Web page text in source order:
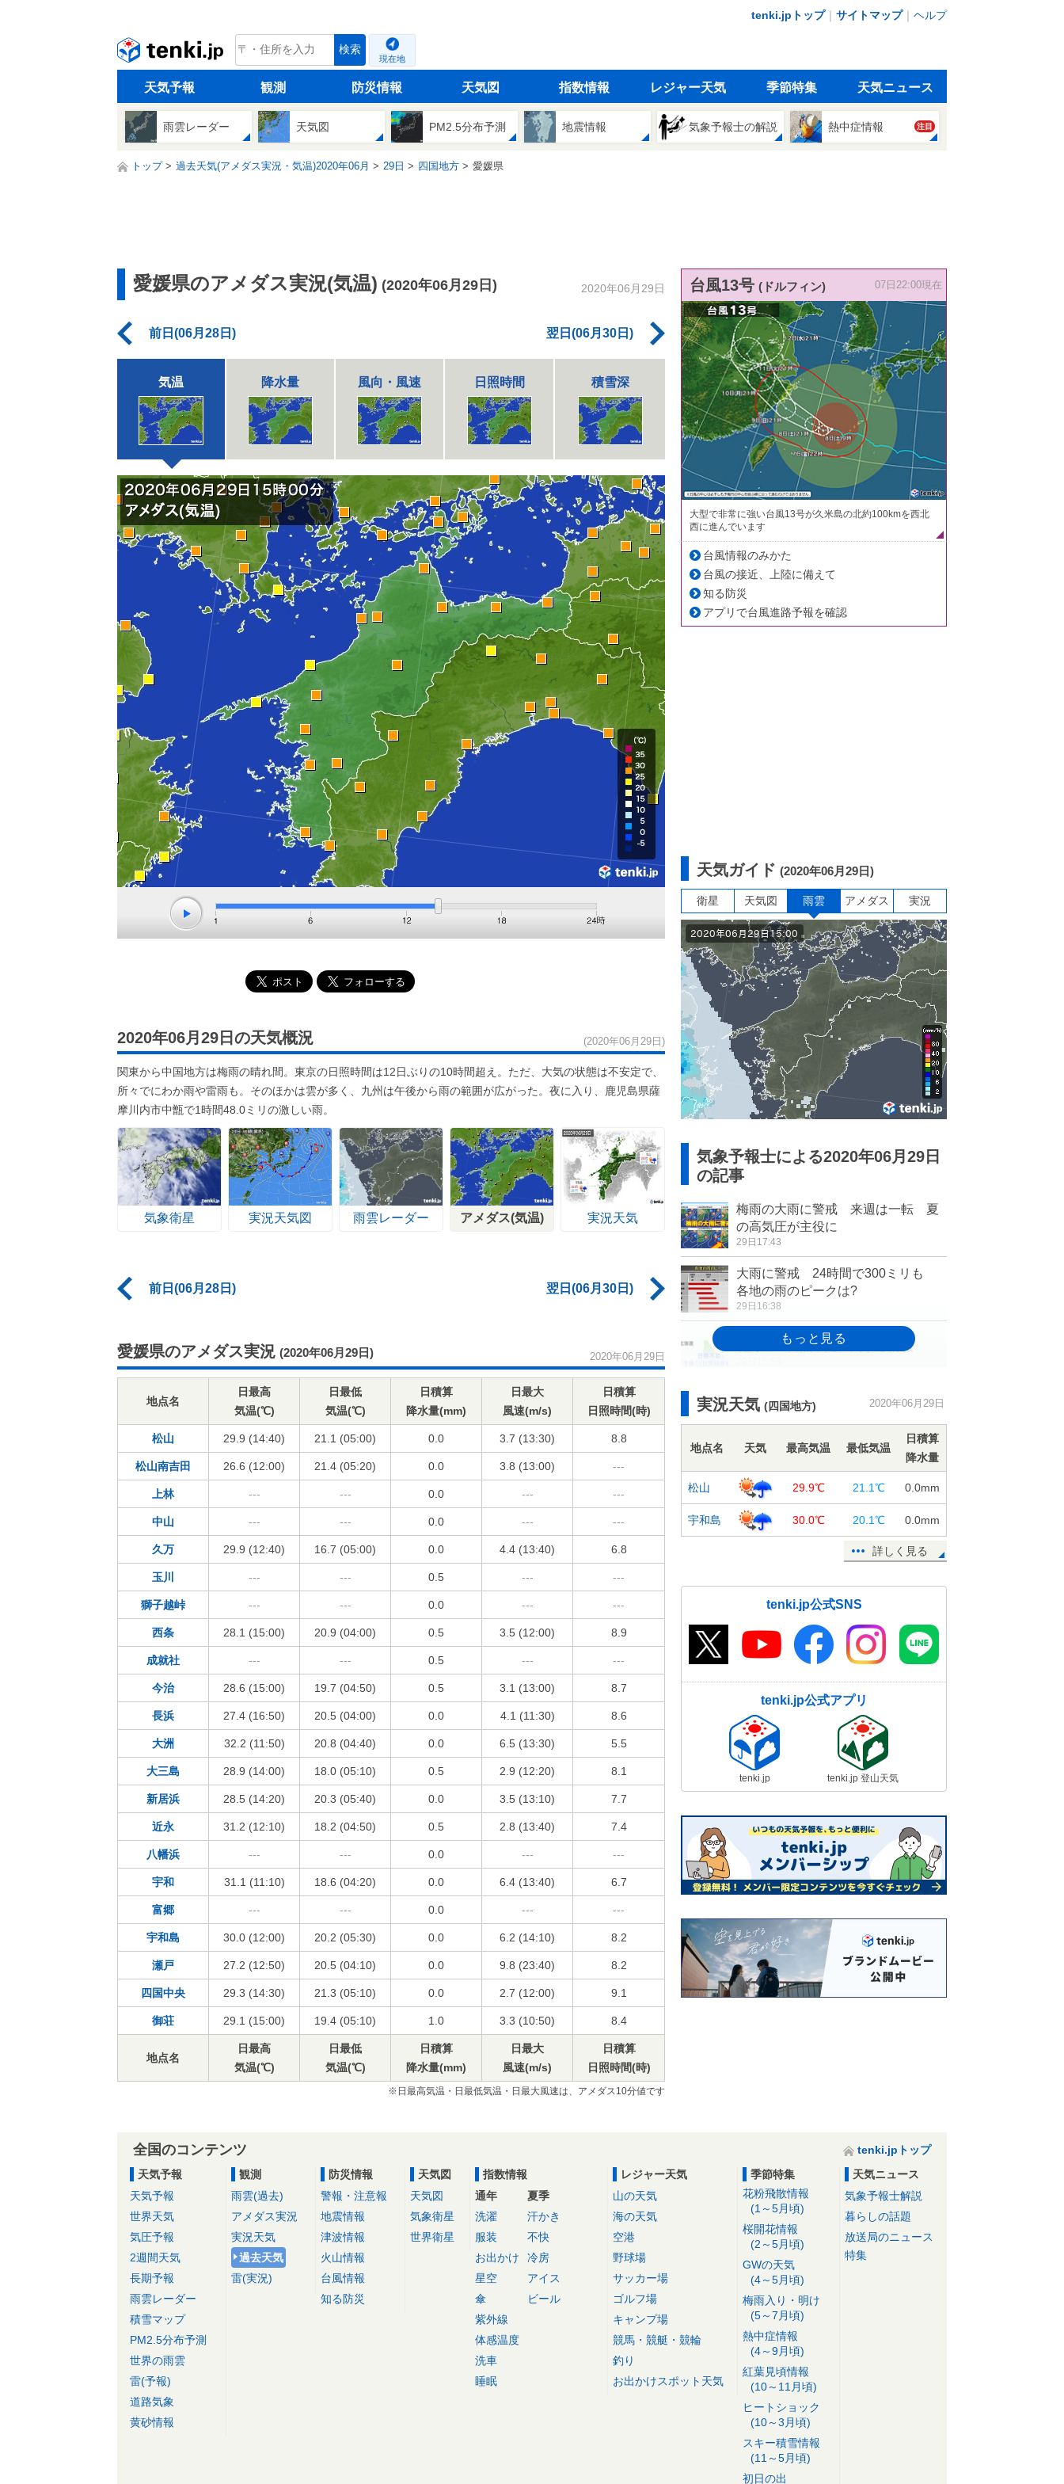
tenki.jpトップ｜ サイトマップ｜ ヘルプ
tenki.jp 検索
現在地
天気予報 観測 防災情報 天気図 指数情報 レジャー天気 季節特集 天気ニュース
雨雲レーダー 天気図 PM2.5分布予測 地震情報 気象予報士の解説 熱中症情報 注目
トップ 過去天気(アメダス実況・気温)2020年06月 29日 四国地方 愛媛県
愛媛県のアメダス実況(気温) (2020年06月29日) 2020年06月29日
前日(06月28日) 翌日(06月30日)
気温 降水量 風向・風速 日照時間 積雪深
2020年06月29日の天気概況 (2020年06月29日)
関東から中国地方は梅雨の晴れ間。東京の日照時間は12日ぶりの10時間超え。ただ、大気の状態は不安定で、
所々でにわか雨や雷雨も。そのほかは雲が多く、九州は午後から雨の範囲が広がった。夜に入り、鹿児島県薩
摩川内市中甑で1時間48.0ミリの激しい雨。
気象衛星 実況天気図 雨雲レーダー アメダス(気温) 実況天気
前日(06月28日) 翌日(06月30日)
愛媛県のアメダス実況 (2020年06月29日) 2020年06月29日
地点名
日最高
気温(℃)
日最低
気温(℃)
日積算
降水量(mm)
日最大
風速(m/s)
日積算
日照時間(時)
松山 29.9 (14:40) 21.1 (05:00) 0.0 3.7 (13:30) 8.8
松山南吉田 26.6 (12:00) 21.4 (05:20) 0.0 3.8 (13:00) ---
上林 --- --- 0.0 --- ---
中山 --- --- 0.0 --- ---
久万 29.9 (12:40) 16.7 (05:00) 0.0 4.4 (13:40) 6.8
玉川 --- --- 0.5 --- ---
獅子越峠 --- --- 0.0 --- ---
西条 28.1 (15:00) 20.9 (04:00) 0.5 3.5 (12:00) 8.9
成就社 --- --- 0.5 --- ---
今治 28.6 (15:00) 19.7 (04:50) 0.5 3.1 (13:00) 8.7
長浜 27.4 (16:50) 20.5 (04:00) 0.0 4.1 (11:30) 8.6
大洲 32.2 (11:50) 20.8 (04:40) 0.0 6.5 (13:30) 5.5
大三島 28.9 (14:00) 18.0 (05:10) 0.5 2.9 (12:20) 8.1
新居浜 28.5 (14:20) 20.3 (05:40) 0.0 3.5 (13:10) 7.7
近永 31.2 (12:10) 18.2 (04:50) 0.5 2.8 (13:40) 7.4
八幡浜 --- --- 0.0 --- ---
宇和 31.1 (11:10) 18.6 (04:20) 0.0 6.4 (13:40) 6.7
富郷 --- --- 0.0 --- ---
宇和島 30.0 (12:00) 20.2 (05:30) 0.0 6.2 (14:10) 8.2
瀬戸 27.2 (12:50) 20.5 (04:10) 0.0 9.8 (23:40) 8.2
四国中央 29.3 (14:30) 21.3 (05:10) 0.0 2.7 (12:00) 9.1
御荘 29.1 (15:00) 19.4 (05:10) 1.0 3.3 (10:50) 8.4
地点名
日最高
気温(℃)
日最低
気温(℃)
日積算
降水量(mm)
日最大
風速(m/s)
日積算
日照時間(時)
※日最高気温・日最低気温・日最大風速は、アメダス10分値です
台風13号 (ドルフィン) 07日22:00現在
大型で非常に強い台風13号が久米島の北約100kmを西北
西に進んでいます
台風情報のみかた
台風の接近、上陸に備えて
知る防災
アプリで台風進路予報を確認
天気ガイド (2020年06月29日)
衛星 天気図 雨雲 アメダス 実況
気象予報士による2020年06月29日
の記事
梅雨の大雨に警戒 来週は一転 夏
の高気圧が主役に
29日17:43
大雨に警戒 24時間で300ミリも
各地の雨のピークは?
29日16:38
北海道 日照不足に関する情報
九州でやや強い雨 あすにかけて九
中国地方 今夜は次第に雨 あす30
日にかけて局地的に激しく降る
29日14:45
東京都心 日照時間7時間超 9日ぶ
心に大雨に警戒
関西 奈良市で今月13日目の真夏日
29日13:22
あすは滝のような雨の恐れ 梅雨本
番で金曜も大雨か 週間
29日12:31
九州 29日夜～30日、警報級の大雨
29日12:09
梅雨の晴れ間 関東の内陸など既に
30℃超 湿度は40%台
29日11:53
激しい雨
29日09:49
29日 梅雨の晴れ間は一時的 夕方
から九州で再び大雨に
実況天気 (四国地方) 2020年06月29日
地点名 天気 最高気温 最低気温
日積算
降水量
松山 29.9℃ 21.1℃ 0.0mm
宇和島 30.0℃ 20.1℃ 0.0mm
詳しく見る
tenki.jp公式SNS
tenki.jp公式アプリ
tenki.jp tenki.jp 登山天気
全国のコンテンツ
tenki.jpトップ
天気予報
天気予報
世界天気
気圧予報
2週間天気
長期予報
雨雲レーダー
積雪マップ
PM2.5分布予測
世界の雨雲
雷(予報)
道路気象
黄砂情報
観測
雨雲(過去)
アメダス実況
実況天気
過去天気
雷(実況)
防災情報
警報・注意報
地震情報
津波情報
火山情報
台風情報
知る防災
天気図
天気図
気象衛星
世界衛星
指数情報
通年
洗濯
服装
お出かけ
星空
傘
紫外線
体感温度
洗車
睡眠
夏季
汗かき
不快
冷房
アイス
ビール
レジャー天気
山の天気
海の天気
空港
野球場
サッカー場
ゴルフ場
キャンプ場
競馬・競艇・競輪
釣り
お出かけスポット天気
季節特集
花粉飛散情報
(1～5月頃)
桜開花情報
(2～5月頃)
GWの天気
(4～5月頃)
梅雨入り・明け
(5～7月頃)
熱中症情報
(4～9月頃)
紅葉見頃情報
(10～11月頃)
ヒートショック
(10～3月頃)
スキー積雪情報
(11～5月頃)
初日の出
天気ニュース
気象予報士解説
暮らしの話題
放送局のニュース
特集